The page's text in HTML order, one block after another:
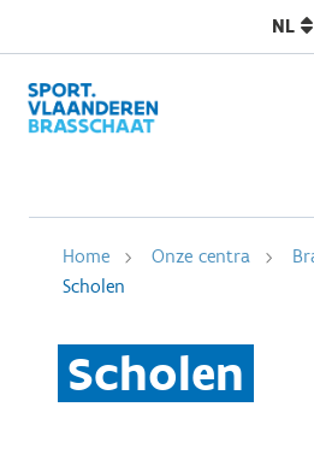
NL
Home Onze centra
Scholen
Scholen